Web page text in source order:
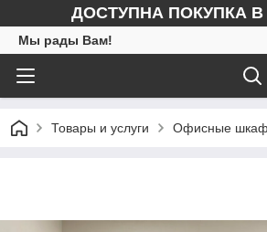
ДОСТУПНА ПОКУПКА В
Мы рады Вам!
Товары и услуги Офисные